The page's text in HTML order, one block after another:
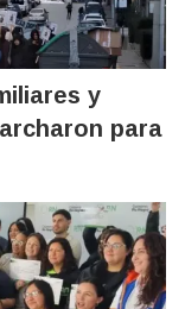
y
para